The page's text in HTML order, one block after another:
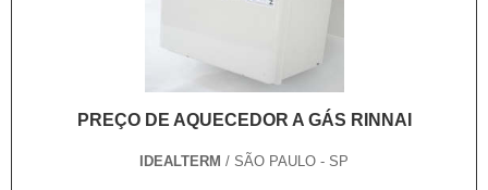
PREÇO DE AQUECEDOR A GÁS RINNAI
IDEALTERM / SÃO PAULO - SP